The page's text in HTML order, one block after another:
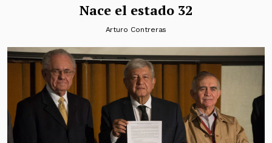
Nace el estado 32
Arturo Contreras